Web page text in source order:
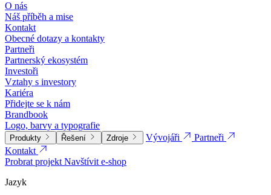
O nás
Náš příběh a mise
Kontakt
Obecné dotazy a kontakty
Partneři
Partnerský ekosystém
Investoři
Vztahy s investory
Kariéra
Přidejte se k nám
Brandbook
Logo, barvy a typografie
Produkty Řešení Zdroje Vývojáři
Partneři
Kontakt
Probrat projektNavštívit e-shop
Jazyk